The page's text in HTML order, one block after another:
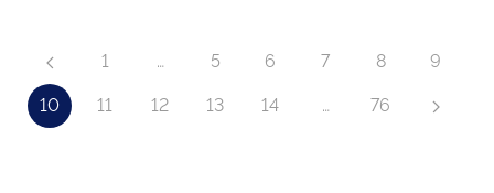
1 … 5 6 7 8 9
10 11 12 13 14 … 76